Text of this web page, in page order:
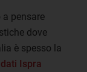
a pensare
dove
è spesso la
Ispra